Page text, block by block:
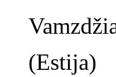
(Estija)